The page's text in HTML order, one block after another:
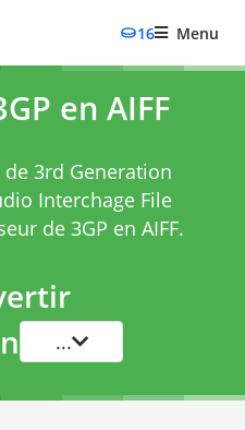
16 Menu
en AIFF
3rd Generation
Interchage File
de 3GP en AIFF.
...